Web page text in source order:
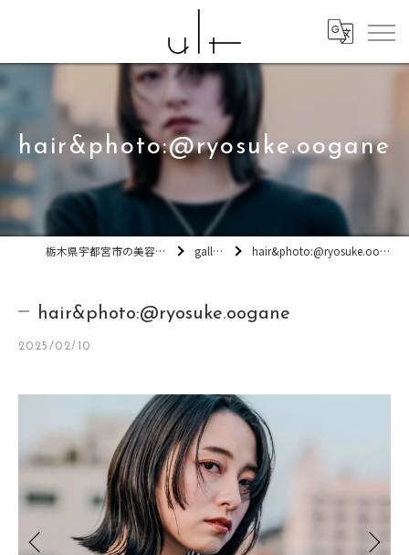
hair&photo:@ryosuke.oogane
栃木県宇都宮市の美容室ult gallery hair&photo:@ryosuke.oogane
hair&photo:@ryosuke.oogane
2025/02/10